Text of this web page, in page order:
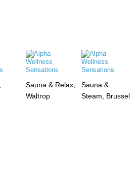
Sauna & Relax,
Waltrop
Sauna &
Steam, Brussel